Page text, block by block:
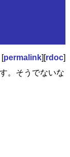
[permalink][rdoc]
。そうでないな